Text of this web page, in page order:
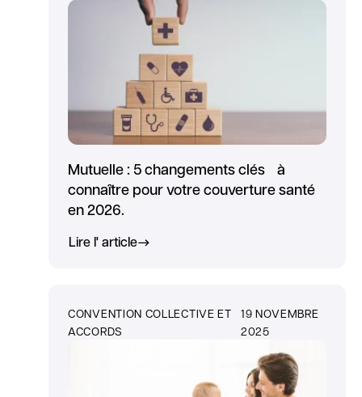
Mutuelle : 5 changements clés à
connaître pour votre couverture santé
en 2026.
Lire l' article
CONVENTION COLLECTIVE ET
ACCORDS
19 NOVEMBRE
2025